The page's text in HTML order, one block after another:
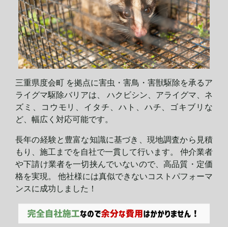
三重県度会町 を拠点に害虫・害鳥・害獣駆除を承るア
ライグマ駆除バリアは、 ハクビシン、アライグマ、ネ
ズミ、コウモリ、イタチ、ハト、ハチ、ゴキブリな
ど、幅広く対応可能です。
長年の経験と豊富な知識に基づき、現地調査から見積
もり、施工までを自社で一貫して行います。 仲介業者
や下請け業者を一切挟んでいないので、高品質・定価
格を実現。 他社様には真似できないコストパフォーマ
ンスに 成功しました！